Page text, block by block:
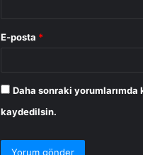
E-posta *
Daha sonraki yorumlarımda
kaydedilsin.